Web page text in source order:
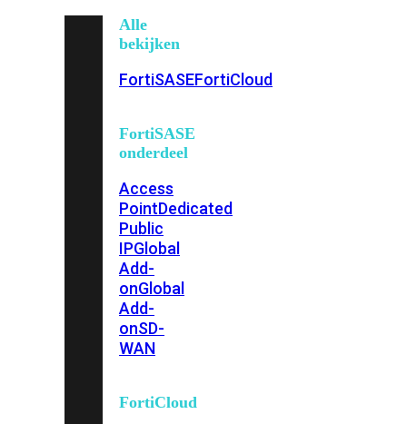
Alle
bekijken
FortiSASEFortiCloud
FortiSASE
onderdeel
Access
PointDedicated
Public
IPGlobal
Add-
onGlobal
Add-
onSD-
WAN
FortiCloud